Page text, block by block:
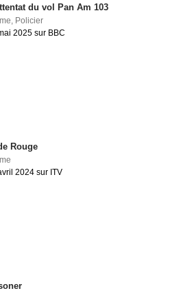
du vol Pan Am 103
Policier
2025 sur BBC
Rouge
2024 sur ITV